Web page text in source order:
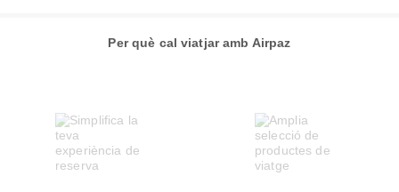
Per què cal viatjar amb Airpaz